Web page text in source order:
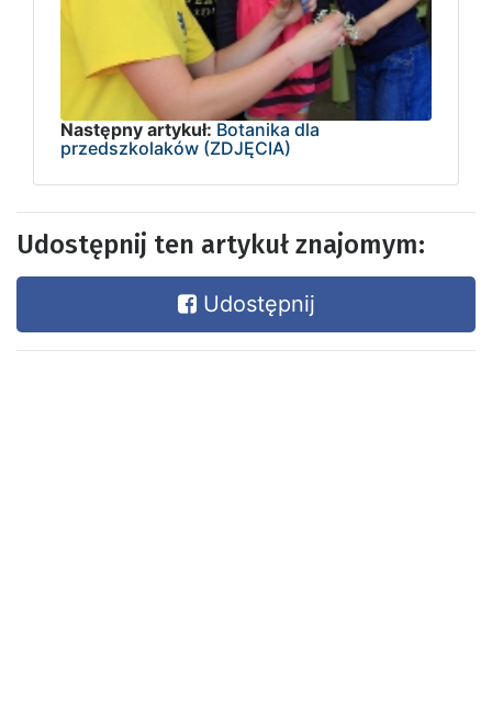
Następny artykuł: Botanika dla
przedszkolaków (ZDJĘCIA)
Udostępnij ten artykuł znajomym:
Udostępnij